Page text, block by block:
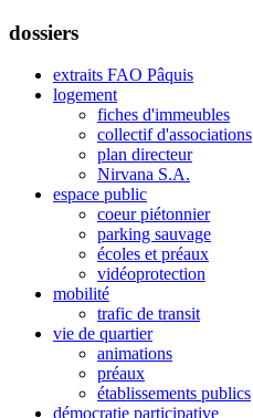
dossiers
extraits FAO Pâquis
logement
fiches d'immeubles
collectif d'associations
plan directeur
Nirvana S.A.
espace public
coeur piétonnier
parking sauvage
écoles et préaux
vidéoprotection
mobilité
trafic de transit
vie de quartier
animations
préaux
établissements publics
démocratie participative